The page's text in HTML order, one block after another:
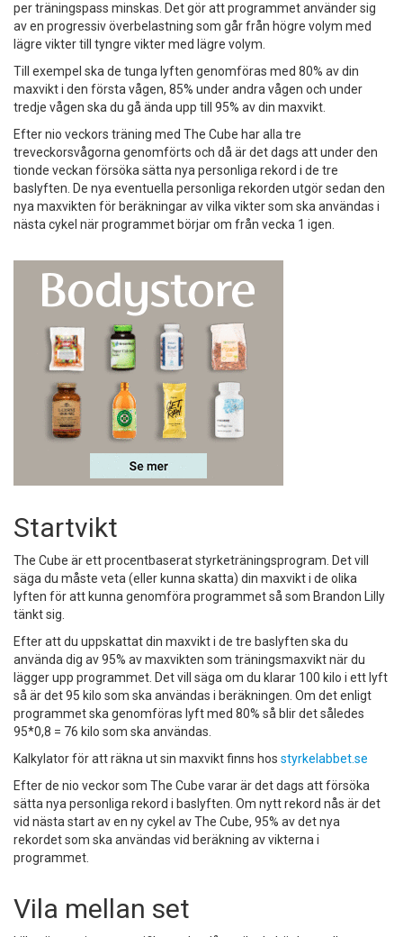
per träningspass minskas. Det gör att programmet använder sig
av en progressiv överbelastning som går från högre volym med
lägre vikter till tyngre vikter med lägre volym.
Till exempel ska de tunga lyften genomföras med 80% av din
maxvikt i den första vågen, 85% under andra vågen och under
tredje vågen ska du gå ända upp till 95% av din maxvikt.
Efter nio veckors träning med The Cube har alla tre
treveckorsvågorna genomförts och då är det dags att under den
tionde veckan försöka sätta nya personliga rekord i de tre
baslyften. De nya eventuella personliga rekorden utgör sedan den
nya maxvikten för beräkningar av vilka vikter som ska användas i
nästa cykel när programmet börjar om från vecka 1 igen.
Startvikt
The Cube är ett procentbaserat styrketräningsprogram. Det vill
säga du måste veta (eller kunna skatta) din maxvikt i de olika
lyften för att kunna genomföra programmet så som Brandon Lilly
tänkt sig.
Efter att du uppskattat din maxvikt i de tre baslyften ska du
använda dig av 95% av maxvikten som träningsmaxvikt när du
lägger upp programmet. Det vill säga om du klarar 100 kilo i ett lyft
så är det 95 kilo som ska användas i beräkningen. Om det enligt
programmet ska genomföras lyft med 80% så blir det således
95*0,8 = 76 kilo som ska användas.
Kalkylator för att räkna ut sin maxvikt finns hos styrkelabbet.se
Efter de nio veckor som The Cube varar är det dags att försöka
sätta nya personliga rekord i baslyften. Om nytt rekord nås är det
vid nästa start av en ny cykel av The Cube, 95% av det nya
rekordet som ska användas vid beräkning av vikterna i
programmet.
Vila mellan set